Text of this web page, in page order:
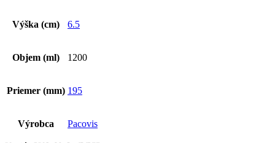
Výška (cm) 6.5
Objem (ml) 1200
Priemer (mm) 195
Výrobca Pacovis